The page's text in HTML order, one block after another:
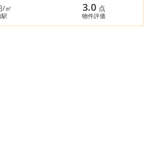
/㎡ 3.0 点
物件評価